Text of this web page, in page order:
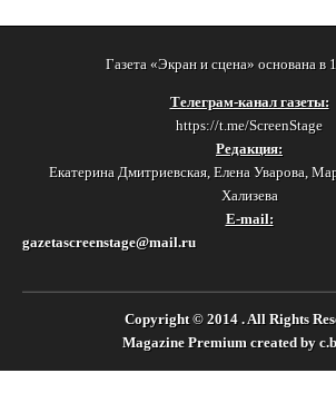
Газета «Экран и сцена» основана в
Телеграм-канал газеты:
https://t.me/ScreenStage
Редакция:
Екатерина Дмитриевская, Елена Уварова,
Хализева
E-mail:
gazetascreenstage@mail.ru
Copyright © 2014 . All Rights
Magazine Premium created by